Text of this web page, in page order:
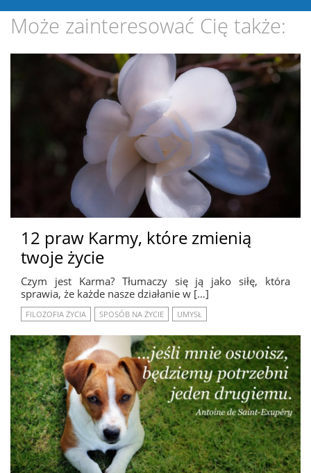
Może zainteresować Cię także:
12 praw Karmy, które zmienią
twoje życie
Czym jest Karma? Tłumaczy się ją jako siłę, która
sprawia, że każde nasze działanie w […]
FILOZOFIA ŻYCIA SPOSÓB NA ŻYCIE UMYSŁ